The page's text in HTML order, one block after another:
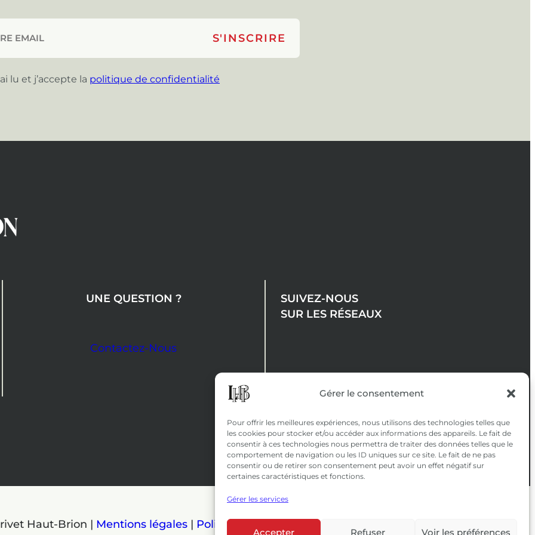
Gérer le consentement
Pour offrir les meilleures expériences, nous utilisons des technologies telles que
les cookies pour stocker et/ou accéder aux informations des appareils. Le fait de
consentir à ces technologies nous permettra de traiter des données telles que le
comportement de navigation ou les ID uniques sur ce site. Le fait de ne pas
consentir ou de retirer son consentement peut avoir un effet négatif sur
certaines caractéristiques et fonctions.
Gérer les services
Accepter Refuser Voir les préférences
lu et j’accepte la politique de confidentialité
UNE QUESTION ?
Contactez-Nous
SUIVEZ-NOUS
SUR LES RÉSEAUX
Haut-Brion | Mentions légales| Politique de confidentialité